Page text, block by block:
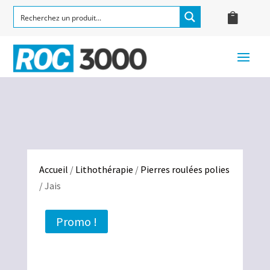
Accueil / Lithothérapie / Pierres roulées polies
/ Jais
Promo !